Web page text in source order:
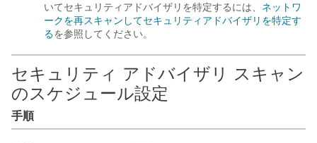
いてセキュリティアドバイザリを特定するには、 ネットワ
ークを再スキャンしてセキュリティアドバイザリを特定す
るを参照してください。
セキュリティ アドバイザリ スキャン
のスケジュール設定
手順